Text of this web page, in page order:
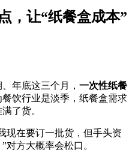
，让“纸餐盒成本”
年底这三个月， 一次性纸餐
饮行业是淡季，纸餐盒需求
了货。
现在要订一批货，但手头资
对方大概率会松口。